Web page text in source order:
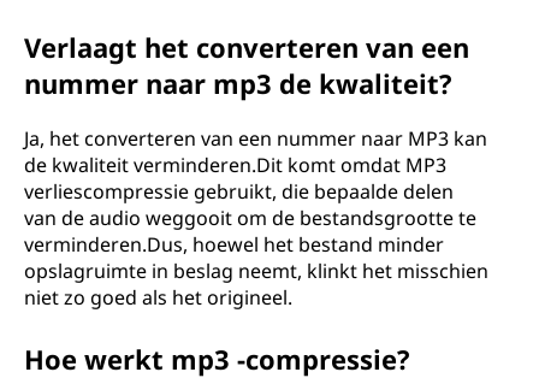
Verlaagt het converteren van een
nummer naar mp3 de kwaliteit?
Ja, het converteren van een nummer naar MP3 kan
de kwaliteit verminderen.Dit komt omdat MP3
verliescompressie gebruikt, die bepaalde delen
van de audio weggooit om de bestandsgrootte te
verminderen.Dus, hoewel het bestand minder
opslagruimte in beslag neemt, klinkt het misschien
niet zo goed als het origineel.
Hoe werkt mp3 -compressie?